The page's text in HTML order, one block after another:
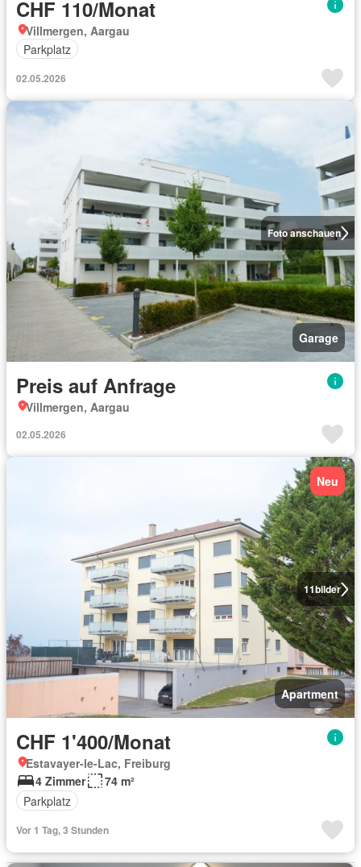
CHF 110/Monat
Villmergen, Aargau
Parkplatz
02.05.2026
Foto anschauen
Garage
Preis auf Anfrage
Villmergen, Aargau
02.05.2026
11bilder
Neu
Apartment
CHF 1'400/Monat
Estavayer-le-Lac, Freiburg
4 Zimmer
74 m²
Parkplatz
Vor 1 Tag, 3 Stunden